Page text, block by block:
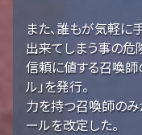
また、誰もが気軽
出来てしまう事の危
信頼に値する召喚師
ル」を発行。
力を持つ召喚師の
ールを改定した。